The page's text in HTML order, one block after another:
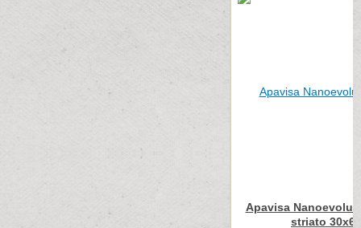
Apavisa
striato 30x60